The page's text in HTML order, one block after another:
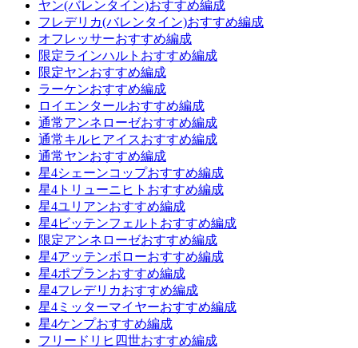
ヤン(バレンタイン)おすすめ編成
フレデリカ(バレンタイン)おすすめ編成
オフレッサーおすすめ編成
限定ラインハルトおすすめ編成
限定ヤンおすすめ編成
ラーケンおすすめ編成
ロイエンタールおすすめ編成
通常アンネローゼおすすめ編成
通常キルヒアイスおすすめ編成
通常ヤンおすすめ編成
星4シェーンコップおすすめ編成
星4トリューニヒトおすすめ編成
星4ユリアンおすすめ編成
星4ビッテンフェルトおすすめ編成
限定アンネローゼおすすめ編成
星4アッテンボローおすすめ編成
星4ポプランおすすめ編成
星4フレデリカおすすめ編成
星4ミッターマイヤーおすすめ編成
星4ケンプおすすめ編成
フリードリヒ四世おすすめ編成